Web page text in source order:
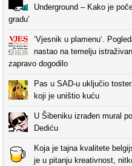
Underground – Kako je
gradu’
‘Vjesnik u plamenu‘.
nastao na temelju
zapravo dogodilo
Pas u SAD-u uključio
koji je uništio kuću
U Šibeniku izrađen mural
Dediću
Koja je tajna kvalitete
je u pitanju kreativnost,